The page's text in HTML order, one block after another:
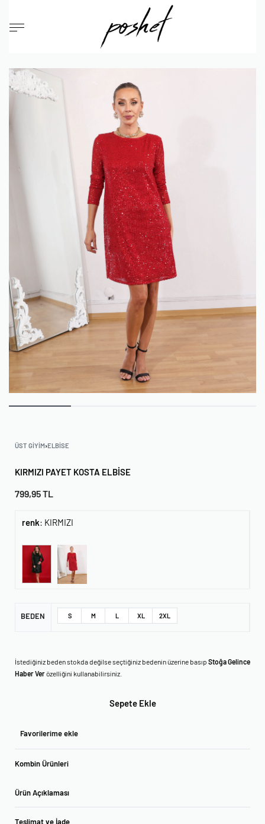
ÜST GIYIM›ELBISE
KIRMIZI PAYET KOSTA ELBISE
799,95TL
renk: KIRMIZI
BEDEN S M L XL 2XL
İstediğiniz beden stokda değilse seçtiğiniz bedenin üzerine basıp Stoğa Gelince
Haber Verözelliğini kullanabilirsiniz.
Sepete Ekle
Favorilerime ekle
Kombin Ürünleri
Ürün Açıklaması
Teslimat ve İade